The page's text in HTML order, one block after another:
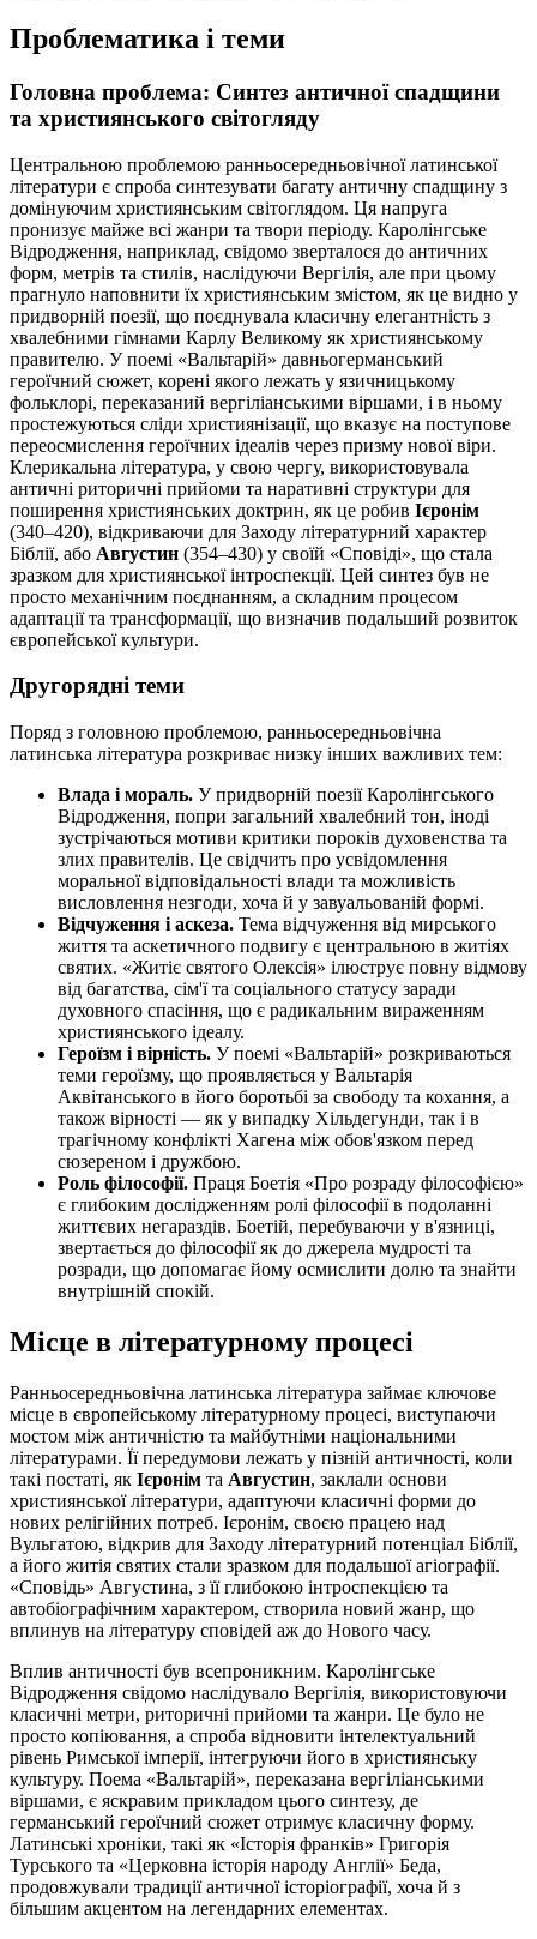
Проблематика і теми
Головна проблема: Синтез античної спадщини
та християнського світогляду
Центральною проблемою ранньосередньовічної латинської
літератури є спроба синтезувати багату античну спадщину з
домінуючим християнським світоглядом. Ця напруга
пронизує майже всі жанри та твори періоду. Каролінгське
Відродження, наприклад, свідомо зверталося до античних
форм, метрів та стилів, наслідуючи Вергілія, але при цьому
прагнуло наповнити їх християнським змістом, як це видно у
придворній поезії, що поєднувала класичну елегантність з
хвалебними гімнами Карлу Великому як християнському
правителю. У поемі «Вальтарій» давньогерманський
героїчний сюжет, корені якого лежать у язичницькому
фольклорі, переказаний вергіліанськими віршами, і в ньому
простежуються сліди християнізації, що вказує на поступове
переосмислення героїчних ідеалів через призму нової віри.
Клерикальна література, у свою чергу, використовувала
античні риторичні прийоми та наративні структури для
поширення християнських доктрин, як це робив Ієронім
(340–420), відкриваючи для Заходу літературний характер
Біблії, або Августин (354–430) у своїй «Сповіді», що стала
зразком для християнської інтроспекції. Цей синтез був не
просто механічним поєднанням, а складним процесом
адаптації та трансформації, що визначив подальший розвиток
європейської культури.
Другорядні теми
Поряд з головною проблемою, ранньосередньовічна
латинська література розкриває низку інших важливих тем:
Влада і мораль. У придворній поезії Каролінгського
Відродження, попри загальний хвалебний тон, іноді
зустрічаються мотиви критики пороків духовенства та
злих правителів. Це свідчить про усвідомлення
моральної відповідальності влади та можливість
висловлення незгоди, хоча й у завуальованій формі.
Відчуження і аскеза. Тема відчуження від мирського
життя та аскетичного подвигу є центральною в житіях
святих. «Житіє святого Олексія» ілюструє повну відмову
від багатства, сім'ї та соціального статусу заради
духовного спасіння, що є радикальним вираженням
християнського ідеалу.
Героїзм і вірність. У поемі «Вальтарій» розкриваються
теми героїзму, що проявляється у Вальтарія
Аквітанського в його боротьбі за свободу та кохання, а
також вірності — як у випадку Хільдегунди, так і в
трагічному конфлікті Хагена між обов'язком перед
сюзереном і дружбою.
Роль філософії. Праця Боетія «Про розраду філософією»
є глибоким дослідженням ролі філософії в подоланні
життєвих негараздів. Боетій, перебуваючи у в'язниці,
звертається до філософії як до джерела мудрості та
розради, що допомагає йому осмислити долю та знайти
внутрішній спокій.
Місце в літературному процесі
Ранньосередньовічна латинська література займає ключове
місце в європейському літературному процесі, виступаючи
мостом між античністю та майбутніми національними
літературами. Її передумови лежать у пізній античності, коли
такі постаті, як Ієронім та Августин, заклали основи
християнської літератури, адаптуючи класичні форми до
нових релігійних потреб. Ієронім, своєю працею над
Вульгатою, відкрив для Заходу літературний потенціал Біблії,
а його житія святих стали зразком для подальшої агіографії.
«Сповідь» Августина, з її глибокою інтроспекцією та
автобіографічним характером, створила новий жанр, що
вплинув на літературу сповідей аж до Нового часу.
Вплив античності був всепроникним. Каролінгське
Відродження свідомо наслідувало Вергілія, використовуючи
класичні метри, риторичні прийоми та жанри. Це було не
просто копіювання, а спроба відновити інтелектуальний
рівень Римської імперії, інтегруючи його в християнську
культуру. Поема «Вальтарій», переказана вергіліанськими
віршами, є яскравим прикладом цього синтезу, де
германський героїчний сюжет отримує класичну форму.
Латинські хроніки, такі як «Історія франків» Григорія
Турського та «Церковна історія народу Англії» Беда,
продовжували традиції античної історіографії, хоча й з
більшим акцентом на легендарних елементах.